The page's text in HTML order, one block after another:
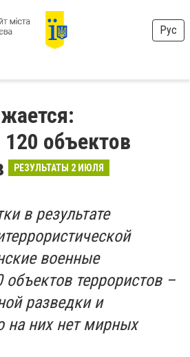
Рус
объектов
РЕЗУЛЬТАТЫ 2 ИЮЛЯ
в результате
военные
террористов –
разведки и
на них нет мирных